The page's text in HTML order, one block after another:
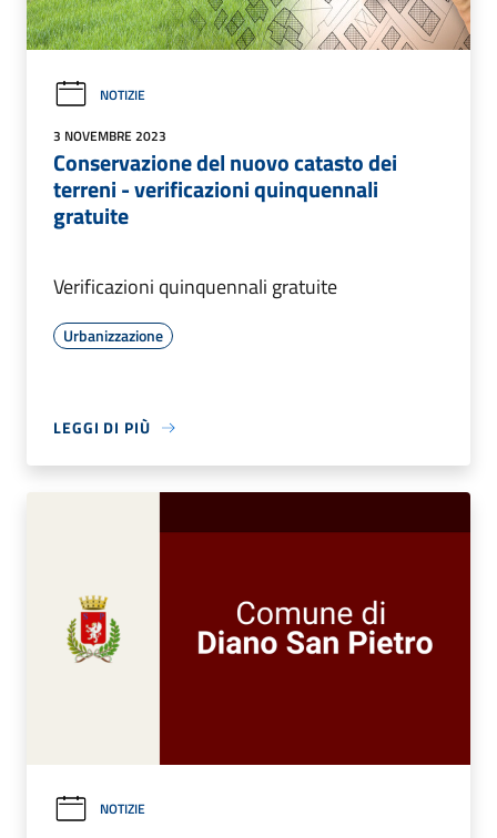
NOTIZIE
3 NOVEMBRE 2023
Conservazione del nuovo catasto dei
terreni - verificazioni quinquennali
gratuite
Verificazioni quinquennali gratuite
Urbanizzazione
LEGGI DI PIÙ
NOTIZIE